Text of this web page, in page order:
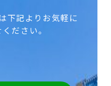
下記よりお気軽に
ださい。